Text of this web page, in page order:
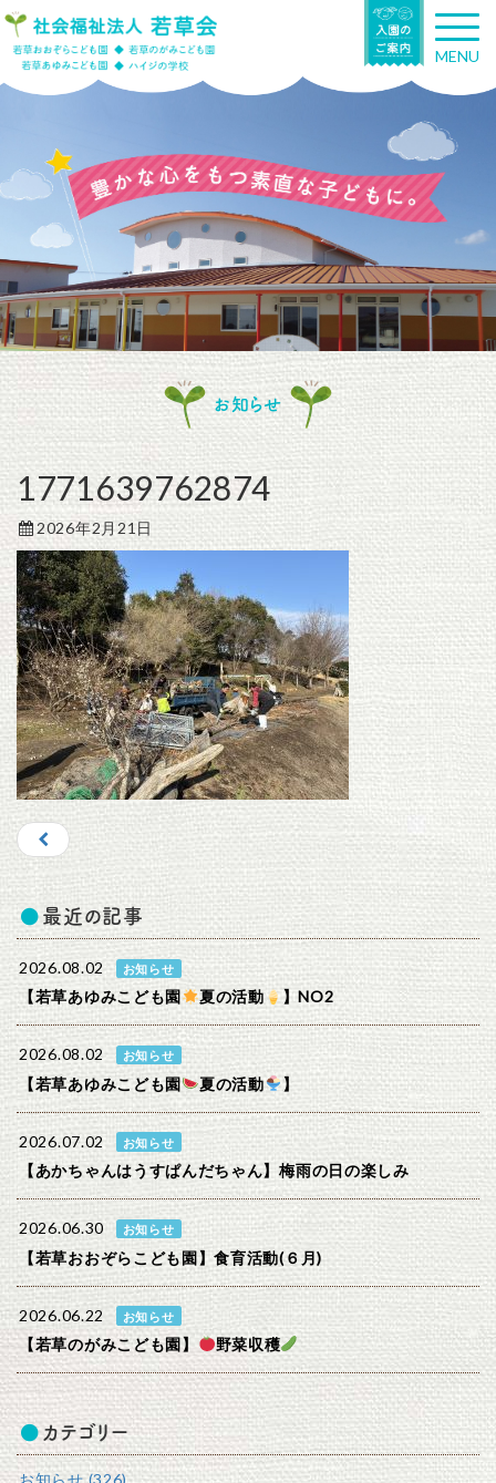
T
o
g
n
g
a
t
n
MENU
お知らせ
1771639762874
2026年2月21日
最近の記事
2026.08.02 お知らせ
【若草あゆみこども園 夏の活動 】NO2
2026.08.02 お知らせ
【若草あゆみこども園 夏の活動 】
2026.07.02 お知らせ
【あかちゃんはうすぱんだちゃん】梅雨の日の楽しみ
2026.06.30 お知らせ
【若草おおぞらこども園】食育活動(６月)
2026.06.22 お知らせ
【若草のがみこども園】 野菜収穫
カテゴリー
お知らせ (326)